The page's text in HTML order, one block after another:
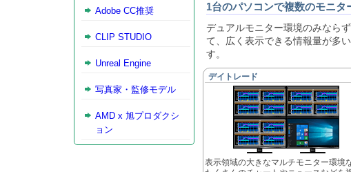
1台のパソコンで複数のモニタ
デュアルモニター環境のみなら
て、広く表示できる情報量が多
す。
デイトレード
表示領域の大きなマルチモニター環境
Adobe CC推奨
CLIP STUDIO
Unreal Engine
写真家・監修モデル
AMD x 旭プロダクシ
ョン